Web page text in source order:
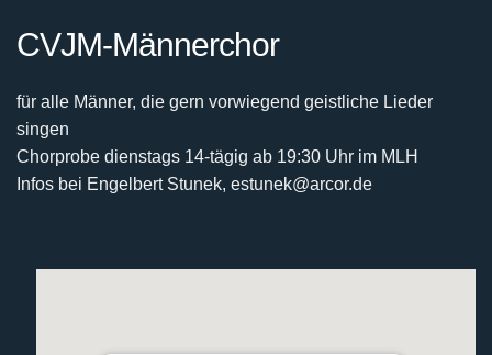
CVJM-Männerchor
für alle Männer, die gern vorwiegend geistliche Lieder
singen
Chorprobe dienstags 14-tägig ab 19:30 Uhr im MLH
Infos bei Engelbert Stunek, estunek@arcor.de